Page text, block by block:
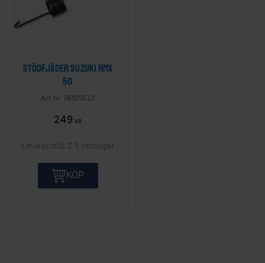
Stödfjäder Suzuki RMX
50
RM05010
249 KR
2-5 vardagar
KÖP